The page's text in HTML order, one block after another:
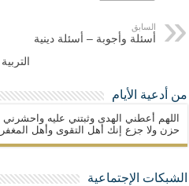
السابق
أسئلة وأجوبة – أسئلة دينية
من أدعية الأيام
اللهم أعطني الهدى وثبتني عليه
حزن ولا جزع إنك أهل التقوى وأهل
الشبكات الإجتماعية